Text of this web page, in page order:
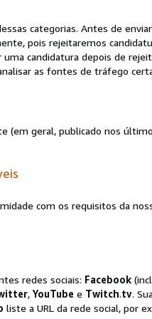
categorias. Antes de
pois rejeitaremos
candidatura depois de
as fontes de tráfego
(em geral, publicado nos
com os requisitos da
redes sociais: Facebook
,YouTube e Twitch.tv.
liste a URL da rede social, por